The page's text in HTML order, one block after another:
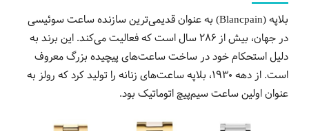
بلاپه (Blancpain) به عنوان قدیمی‌ترین سازنده ساعت سوئیسی
در جهان، بیش از 286 سال است که فعالیت می‌کند. این برند به
دلیل استحکام خود در ساخت ساعت‌های پیچیده بزرگ معروف
است. از دهه 1930، بلاپه ساعت‌های زنانه را تولید کرد که رولز به
عنوان اولین ساعت سیم‌پیچ اتوماتیک بود.